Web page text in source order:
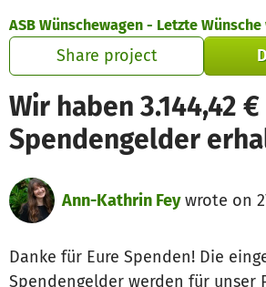
ASB Wünschewagen - Letzte Wünsche
Share project
Wir haben 3.144,42 €
Spendengelder
Ann-Kathrin Feywrote on
Danke für Eure Spenden! Die
Spendengelder werden für unser